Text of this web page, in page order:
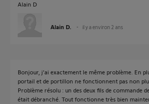
Alain D
Alain D. il y a environ 2 ans
Bonjour, j'ai exactement le même problème. En
portail et de portillon ne fonctionnent pas non
Problème résolu : un des deux fils de commande
était débranché. Tout fonctionne très bien